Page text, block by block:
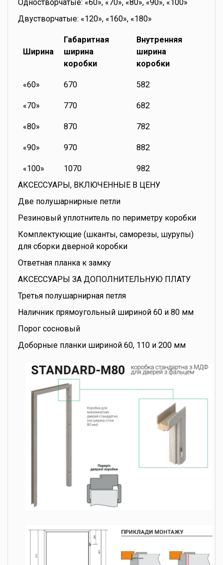
Одностворчатые: «60», «70», «80», «90», «100»
Двустворчатые: «120», «160», «180»
Ширина
Габаритная
ширина
коробки
Внутренняя
ширина
коробки
«60» 670 582
«70» 770 682
«80» 870 782
«90» 970 882
«100» 1070
982
АКСЕССУАРЫ, ВКЛЮЧЕННЫЕ В ЦЕНУ
Две полушарнирные петли
Резиновый уплотнитель по периметру коробки
Комплектующие (шканты, саморезы, шурупы)
для сборки дверной коробки
Ответная планка к замку
АКСЕССУАРЫ ЗА ДОПОЛНИТЕЛЬНУЮ ПЛАТУ
Третья полушарнирная петля
Наличник прямоугольный шириной 60 и 80 мм
Порог сосновый
Доборные планки шириной 60, 110 и 200 мм